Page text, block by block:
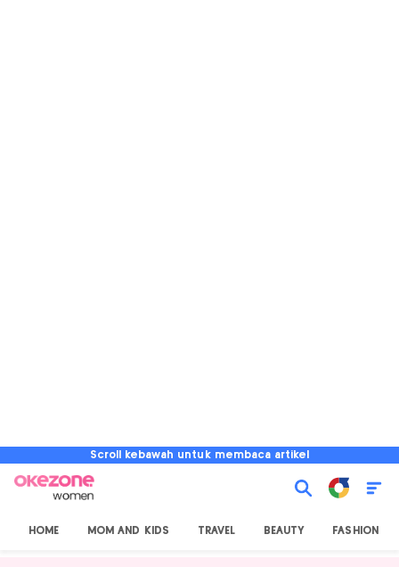
Scroll kebawah untuk membaca artikel
HOME MOM AND KIDS TRAVEL BEAUTY FASHION